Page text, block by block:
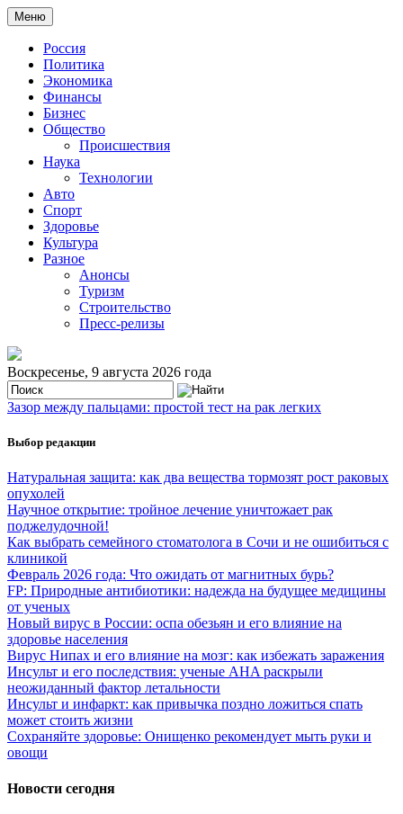
Меню
Россия
Политика
Экономика
Финансы
Бизнес
Общество
Происшествия
Наука
Технологии
Авто
Спорт
Здоровье
Культура
Разное
Анонсы
Туризм
Строительство
Пресс-релизы
Воскресенье, 9 августа 2026 года
Зазор между пальцами: простой тест на рак легких
Выбор редакции
Натуральная защита: как два вещества тормозят рост раковых
опухолей
Научное открытие: тройное лечение уничтожает рак
поджелудочной!
Как выбрать семейного стоматолога в Сочи и не ошибиться с
клиникой
Февраль 2026 года: Что ожидать от магнитных бурь?
FP: Природные антибиотики: надежда на будущее медицины
от ученых
Новый вирус в России: оспа обезьян и его влияние на
здоровье населения
Вирус Нипах и его влияние на мозг: как избежать заражения
Инсульт и его последствия: ученые AHA раскрыли
неожиданный фактор летальности
Инсульт и инфаркт: как привычка поздно ложиться спать
может стоить жизни
Сохраняйте здоровье: Онищенко рекомендует мыть руки и
овощи
Новости сегодня